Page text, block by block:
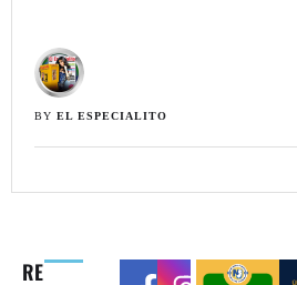
BY EL ESPECIALITO
RE